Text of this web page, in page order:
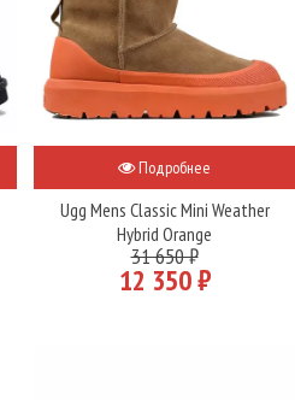
Подробнее
Ugg Mens Classic Mini Weather
Hybrid Orange
31 650 ₽
12 350 ₽